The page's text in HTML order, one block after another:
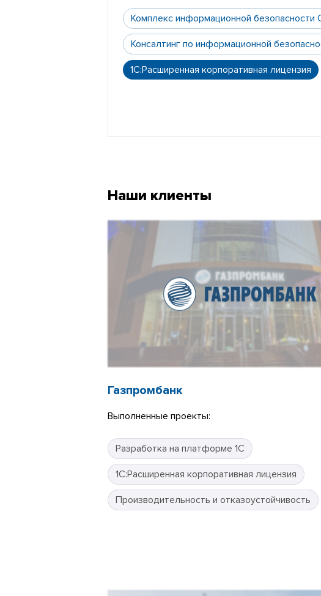
Комплекс информационной
Консалтинг по информационной
1С:Расширенная корпоративная лицензия
Наши клиенты
Газпромбанк
Выполненные проекты:
Разработка на платформе 1С
1С:Расширенная корпоративная лицензия
Производительность и отказоустойчивость